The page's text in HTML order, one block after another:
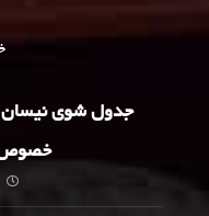
خصوص